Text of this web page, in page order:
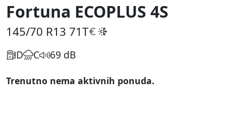
Fortuna ECOPLUS 4S
145/70 R13 71T
D C 69 dB
Trenutno nema aktivnih ponuda.